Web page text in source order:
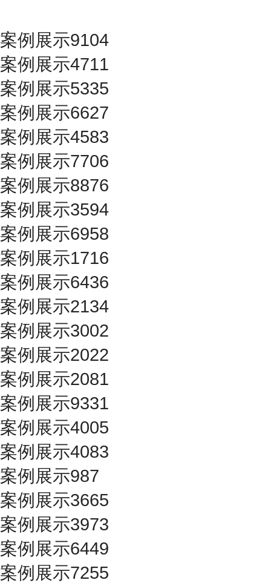
案例展示9104
案例展示4711
案例展示5335
案例展示6627
案例展示4583
案例展示7706
案例展示8876
案例展示3594
案例展示6958
案例展示1716
案例展示6436
案例展示2134
案例展示3002
案例展示2022
案例展示2081
案例展示9331
案例展示4005
案例展示4083
案例展示987
案例展示3665
案例展示3973
案例展示6449
案例展示7255